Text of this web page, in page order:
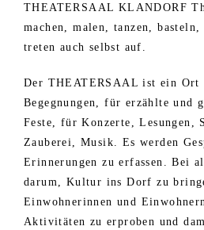
THEATERSAAL KLANDORF
machen, malen, tanzen,
treten auch selbst auf.
Der THEATERSAAL ist ein Ort
Begegnungen, für erzählte und
Feste, für Konzerte, Lesungen,
Zauberei, Musik. Es werden
Erinnerungen zu erfassen. Bei
darum, Kultur ins Dorf zu
Einwohnerinnen und
Aktivitäten zu erproben und